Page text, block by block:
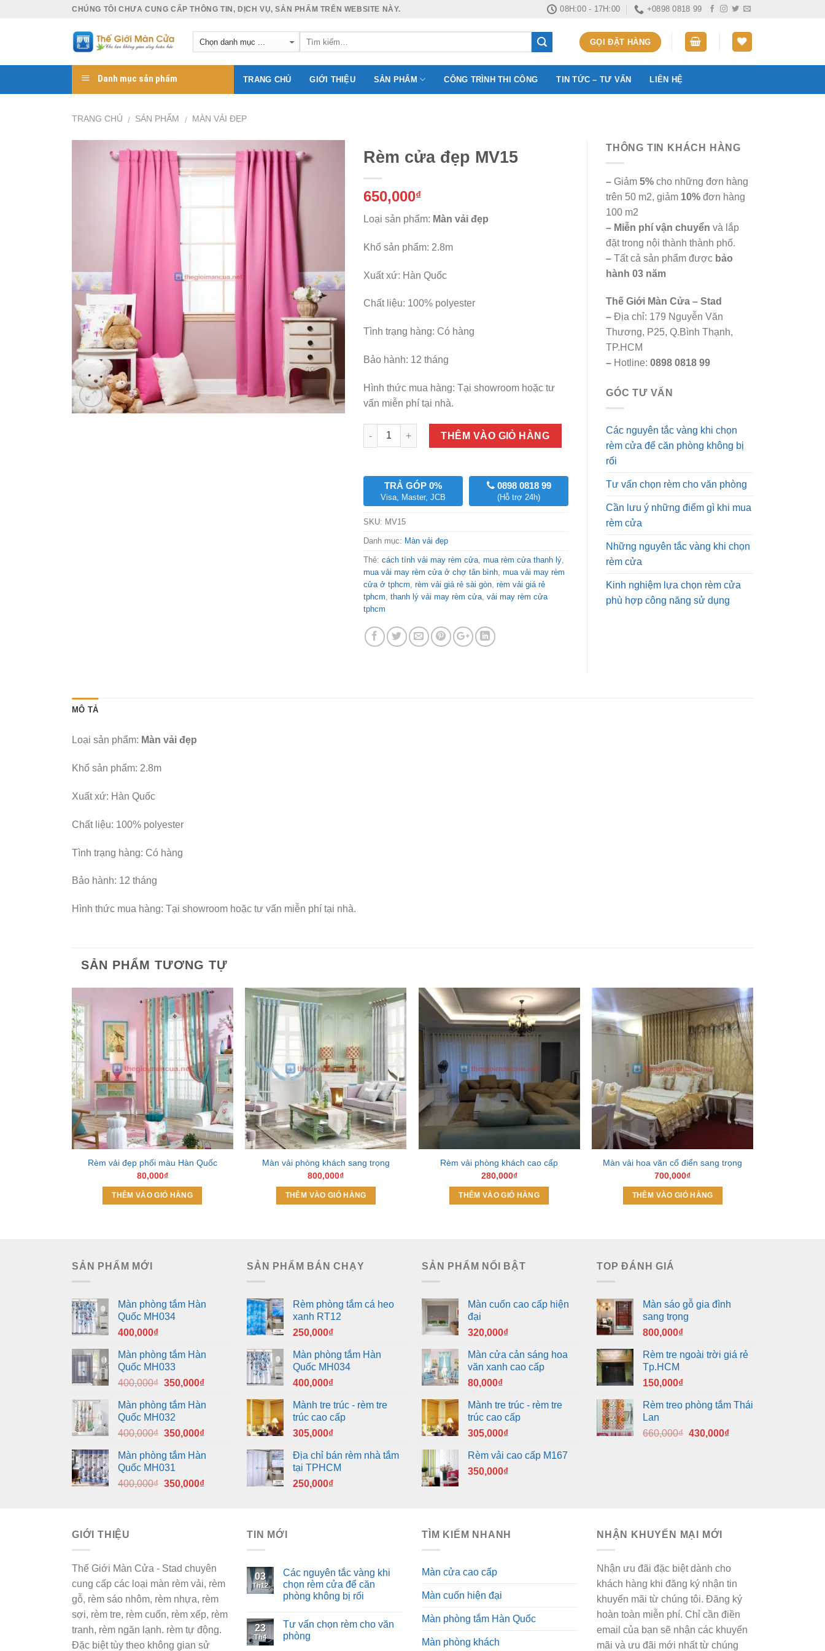
CHÚNG TÔI CHƯA CUNG CẤP THÔNG TIN, DỊCH VỤ, SẢN PHẨM TRÊN WEBSITE NÀY. 08H:00 - 17H:00 +0898 0818 99
GỌI ĐẶT HÀNG
Danh mục sản phẩm TRANG CHỦ GIỚI THIỆU SẢN PHẨM CÔNG TRÌNH THI CÔNG TIN TỨC – TƯ VẤN LIÊN HỆ
TRANG CHỦ / SẢN PHẨM / MÀN VẢI ĐẸP
Rèm cửa đẹp MV15
650,000₫
Loại sản phẩm: Màn vải đẹp
Khổ sản phẩm: 2.8m
Xuất xứ: Hàn Quốc
Chất liệu: 100% polyester
Tình trạng hàng: Có hàng
Bảo hành: 12 tháng
Hình thức mua hàng: Tại showroom hoặc tư
vấn miễn phí tại nhà.
Số lượng
THÊM VÀO GIỎ HÀNG
TRẢ GÓP 0%
Visa, Master, JCB
0898 0818 99
(Hỗ trợ 24h)
SKU: MV15
Danh mục: Màn vải đẹp
Thẻ: cách tính vải may rèm cửa, mua rèm cửa thanh lý,
mua vải may rèm cửa ở chợ tân bình, mua vải may rèm
cửa ở tphcm, rèm vải giá rẻ sài gòn, rèm vải giá rẻ
tphcm, thanh lý vải may rèm cửa, vải may rèm cửa
tphcm
THÔNG TIN KHÁCH HÀNG
– Giảm 5% cho những đơn hàng
trên 50 m2, giảm 10% đơn hàng
100 m2
– Miễn phí vận chuyển và lắp
đặt trong nội thành thành phố.
– Tất cả sản phẩm được bảo
hành 03 năm
Thế Giới Màn Cửa – Stad
– Địa chỉ: 179 Nguyễn Văn
Thương, P25, Q.Bình Thạnh,
TP.HCM
– Hotline: 0898 0818 99
GÓC TƯ VẤN
Các nguyên tắc vàng khi chọn
rèm cửa để căn phòng không bị
rối
Tư vấn chọn rèm cho văn phòng
Cần lưu ý những điểm gì khi mua
rèm cửa
Những nguyên tắc vàng khi chọn
rèm cửa
Kinh nghiệm lựa chọn rèm cửa
phù hợp công năng sử dụng
MÔ TẢ
Loại sản phẩm: Màn vải đẹp
Khổ sản phẩm: 2.8m
Xuất xứ: Hàn Quốc
Chất liệu: 100% polyester
Tình trạng hàng: Có hàng
Bảo hành: 12 tháng
Hình thức mua hàng: Tại showroom hoặc tư vấn miễn phí tại nhà.
SẢN PHẨM TƯƠNG TỰ
Add to
Wishlist
Rèm vải đẹp phối màu Hàn Quốc
80,000₫
THÊM VÀO GIỎ HÀNG
Wishlist
Màn vải phòng khách sang trọng
800,000₫
THÊM VÀO GIỎ HÀNG
Add to
Rèm vải phòng khách cao cấp
280,000₫
THÊM VÀO GIỎ HÀNG
Add to
Wishlist
Màn vải hoa văn cổ điển sang trọng
700,000₫
THÊM VÀO GIỎ HÀNG
SẢN PHẨM MỚI
Màn phòng tắm Hàn
Quốc MH034
400,000₫
Màn phòng tắm Hàn
Quốc MH033
400,000₫ Giá
là:
400,000₫.
350,000₫Giá
tại
350,000₫.
Màn phòng tắm Hàn
Quốc MH032
400,000₫ Giá
là:
400,000₫.
350,000₫Giá
tại
350,000₫.
Màn phòng tắm Hàn
Quốc MH031
400,000₫ Giá
350,000₫Giá
SẢN PHẨM BÁN CHẠY
Rèm phòng tắm cá heo
xanh RT12
250,000₫
Màn phòng tắm Hàn
Quốc MH034
400,000₫
Mành tre trúc - rèm tre
trúc cao cấp
305,000₫
Địa chỉ bán rèm nhà tắm
tại TPHCM
250,000₫
SẢN PHẨM NỔI BẬT
Màn cuốn cao cấp hiện
đại
320,000₫
Màn cửa cản sáng hoa
văn xanh cao cấp
80,000₫
Mành tre trúc - rèm tre
trúc cao cấp
305,000₫
Rèm vải cao cấp M167
350,000₫
TOP ĐÁNH GIÁ
Màn sáo gỗ gia đình
sang trọng
800,000₫
Rèm tre ngoài trời giá rẻ
Tp.HCM
150,000₫
Rèm treo phòng tắm Thái
Lan
660,000₫ Giá
430,000₫Giá
GIỚI THIỆU
Thế Giới Màn Cửa - Stad chuyên
cung cấp các loại màn rèm vải, rèm
gỗ, rèm sáo nhôm, rèm nhựa, rèm
sợi, rèm tre, rèm cuốn, rèm xếp, rèm
tranh, rèm ngăn lạnh. rèm tự động.
Đặc biệt tùy theo không gian sử
TIN MỚI
03
Th12
Các nguyên tắc vàng khi
chọn rèm cửa để căn
phòng không bị rối
23
Th4
Tư vấn chọn rèm cho văn
phòng
TÌM KIẾM NHANH
Màn cửa cao cấp
Màn cuốn hiện đại
Màn phòng tắm Hàn Quốc
Màn phòng khách
NHẬN KHUYẾN MẠI MỚI
Nhận ưu đãi đặc biệt dành cho
khách hàng khi đăng ký nhận tin
khuyến mãi từ chúng tôi. Đăng ký
hoàn toàn miễn phí. Chỉ cần điền
email của bạn sẽ nhận các khuyến
mãi và ưu đãi mới nhất từ chúng